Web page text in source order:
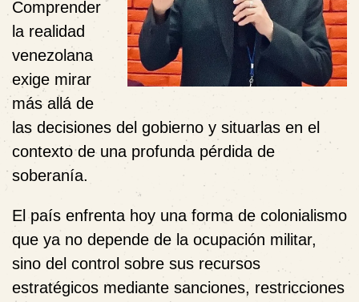
Comprender
la realidad
venezolana
exige mirar
más allá de
las decisiones del gobierno y situarlas en el
contexto de una profunda pérdida de
soberanía.
El país enfrenta hoy una forma de colonialismo
que ya no depende de la ocupación militar,
sino del control sobre sus recursos
estratégicos mediante sanciones, restricciones